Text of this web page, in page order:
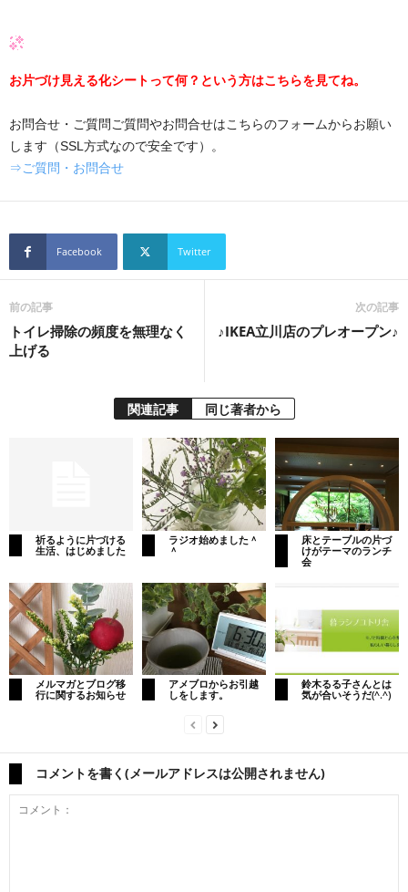
お片づけ見える化シートって何？という方はこちらを見てね。
お問合せ・ご質問ご質問やお問合せはこちらのフォームからお願い
します（SSL方式なので安全です）。
⇒ご質問・お問合せ
Facebook Twitter
前の記事
トイレ掃除の頻度を無理なく
上げる
次の記事
♪IKEA立川店のプレオープン♪
関連記事 同じ著者から
祈るように片づける
生活、はじめました
ラジオ始めました＾
＾
床とテーブルの片づ
けがテーマのランチ
会
メルマガとブログ移
行に関するお知らせ
アメブロからお引越
しをします。
鈴木るる子さんとは
気が合いそうだ(^.^)
コメントを書く(メールアドレスは公開されません)